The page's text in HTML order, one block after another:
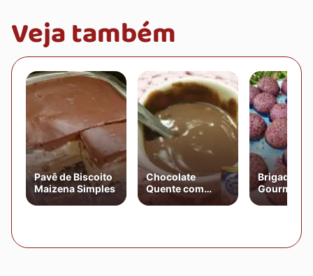
Veja também
Pavê de Biscoito
Maizena Simples
Chocolate
Quente com
Creme de Leite
Brigadeiro
Gourmet
Chocolate